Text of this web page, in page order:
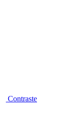
Contraste